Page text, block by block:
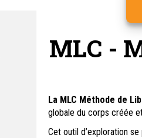
MLC -
La MLC Méthode de
globale du corps créée
Cet outil d’exploration